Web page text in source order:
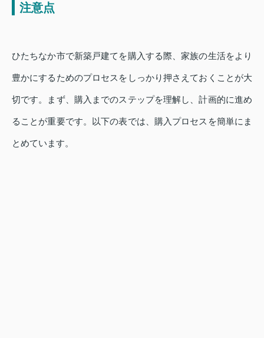
注意点
ひたちなか市で新築戸建てを購入する際、家族の生活をより
豊かにするためのプロセスをしっかり押さえておくことが大
切です。まず、購入までのステップを理解し、計画的に進め
ることが重要です。以下の表では、購入プロセスを簡単にま
とめています。